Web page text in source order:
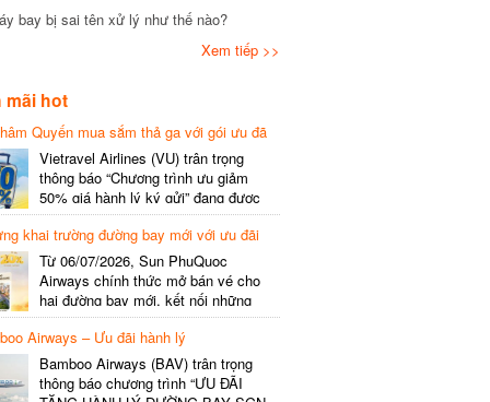
bay bị sai tên xử lý như thế nào?
Xem tiếp >>
hot
Quyến mua sắm thả ga với gói ưu đã
gói cước
Vietravel Airlines (VU) trân trọng
thông báo “Chương trình ưu giảm
50% giá hành lý ký gửi” đang được
triển khai cho đường bay quốc tế mới
kết nối từ TP. Hồ Chí Minh
(SGN) đi Thâm Quyến – Trung Quốc
(SZX), chi tiết như sau: LỊCH BAY
CHI TIẾT Đường bay SHCB Giờ khởi
hành Giờ đến Tần suất…
khai trường đường bay mới với ưu đãi
Từ 06/07/2026, Sun PhuQuoc
Airways chính thức mở bán vé cho
hai đường bay mới, kết nối những
điểm đến giàu trải nghiệm, giúp hành
khách khám phá vẻ đẹp thiên nhiên
và văn hóa của miền Trung Việt Nam.
Thông tin đường bay mới Đường bay
Airways – Ưu đãi hành lý
Bamboo Airways (BAV) trân trọng
thông báo chương trình “ƯU ĐÃI